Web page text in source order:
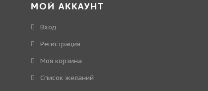
МОЙ АККАУНТ
Вход
Регистрация
Моя корзина
Cписок желаний